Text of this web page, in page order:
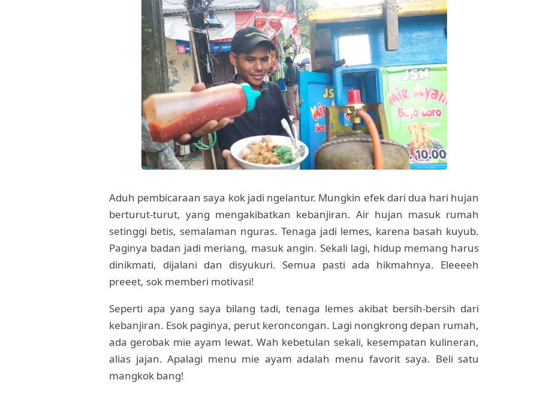
Aduh pembicaraan saya kok jadi ngelantur. Mungkin efek dari dua hari hujan
berturut-turut, yang mengakibatkan kebanjiran. Air hujan masuk rumah
setinggi betis, semalaman nguras. Tenaga jadi lemes, karena basah kuyub.
Paginya badan jadi meriang, masuk angin. Sekali lagi, hidup memang harus
dinikmati, dijalani dan disyukuri. Semua pasti ada hikmahnya. Eleeeeh
preeet, sok memberi motivasi!
Seperti apa yang saya bilang tadi, tenaga lemes akibat bersih-bersih dari
kebanjiran. Esok paginya, perut keroncongan. Lagi nongkrong depan rumah,
ada gerobak mie ayam lewat. Wah kebetulan sekali, kesempatan kulineran,
alias jajan. Apalagi menu mie ayam adalah menu favorit saya. Beli satu
mangkok bang!